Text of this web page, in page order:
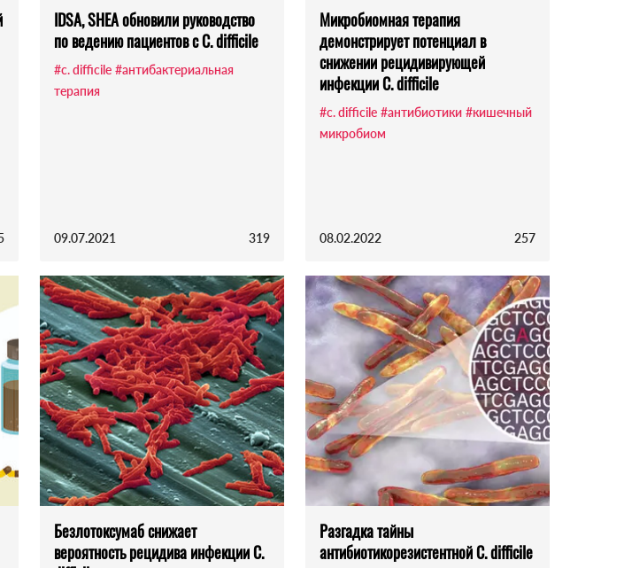
IDSA, SHEA обновили руководство
по ведению пациентов с C. difficile
#c. difficile #антибактериальная
терапия
09.07.2021 319
Микробиомная терапия
демонстрирует потенциал в
снижении рецидивирующей
инфекции C. difficile
#c. difficile #антибиотики #кишечный
микробиом
08.02.2022 257
Безлотоксумаб снижает
вероятность рецидива инфекции C.
Разгадка тайны
антибиотикорезистентной C. difficile